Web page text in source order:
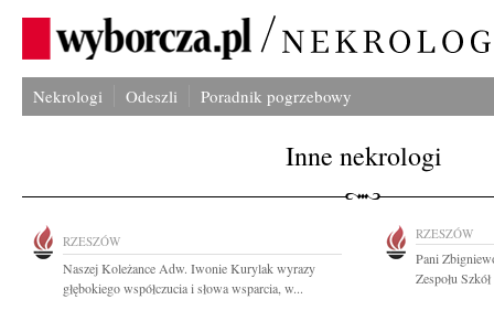
Nekrologi Odeszli Poradnik pogrzebowy
Inne nekrologi
RZESZÓW
Naszej Koleżance Adw. Iwonie Kurylak wyrazy
głębokiego współczucia i słowa wsparcia, w...
RZESZÓW
Pani
Zespołu